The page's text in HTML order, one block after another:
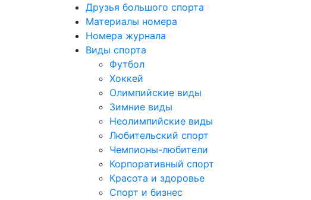
Друзья большого спорта
Материалы номера
Номера журнала
Виды спорта
Футбол
Хоккей
Олимпийские виды
Зимние виды
Неолимпийские виды
Любительский спорт
Чемпионы-любители
Корпоративный спорт
Красота и здоровье
Спорт и бизнес